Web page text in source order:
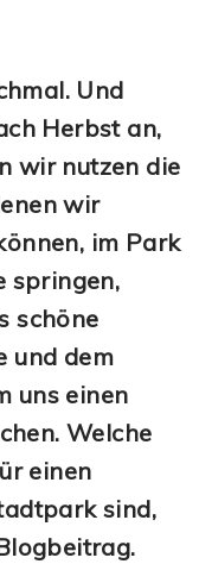
Und
Herbst an,
wir nutzen die
wir
im Park
springen,
schöne
und dem
uns einen
Welche
einen
sind,